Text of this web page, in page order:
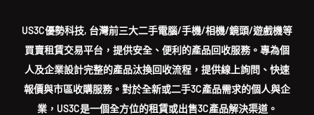
US3C優勢科技, 台灣前三大二手電腦/手機/相機/鏡頭/遊戲機等
買賣租賃交易平台，提供安全、便利的產品回收服務。專為個
人及企業設計完整的產品汰換回收流程，提供線上詢問、快速
報價與市區收購服務。對於全新或二手3C產品需求的個人與企
業，US3C是一個全方位的租賃或出售3C產品解決渠道。